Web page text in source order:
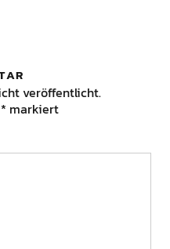
veröffentlicht.
* markiert